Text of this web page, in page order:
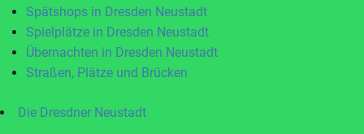
Spätshops in Dresden Neustadt
Spielplätze in Dresden Neustadt
Übernachten in Dresden Neustadt
Straßen, Plätze und Brücken
Die Dresdner Neustadt